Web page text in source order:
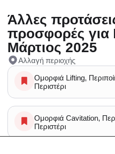
Άλλες
προσφορές για
Μάρτιος 2025
Αλλαγή περιοχής
Ομορφιά Lifting,
Περιστέρι
Ομορφιά Cavitation,
Περιστέρι